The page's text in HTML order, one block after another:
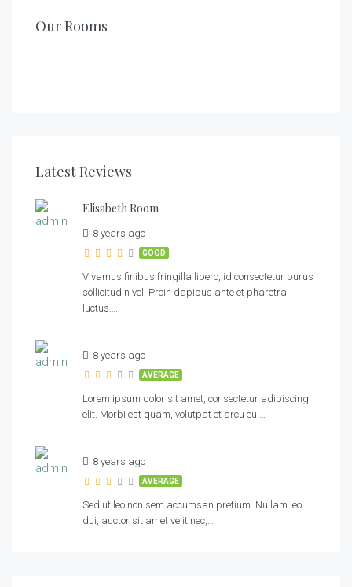
Our Rooms
1 1
Clementine Room
Franklin Room
399.00
Latest Reviews
Elisabeth Room
8 years ago
GOOD
Vivamus finibus fringilla libero, id consectetur purus
sollicitudin vel. Proin dapibus ante et pharetra
luctus….
8 years ago
AVERAGE
Lorem ipsum dolor sit amet, consectetur adipiscing
elit. Morbi est quam, volutpat et arcu eu,…
8 years ago
AVERAGE
Sed ut leo non sem accumsan pretium. Nullam leo
dui, auctor sit amet velit nec,…